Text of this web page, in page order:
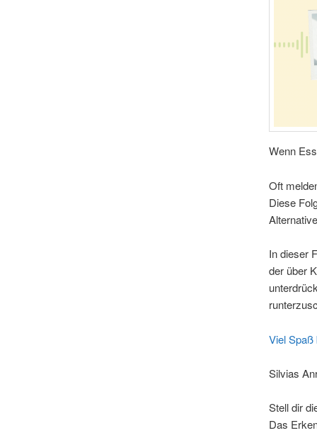
Wenn
Oft
Diese
In dieser
der über
Viel Spaß
Silvias
Stell dir
Das